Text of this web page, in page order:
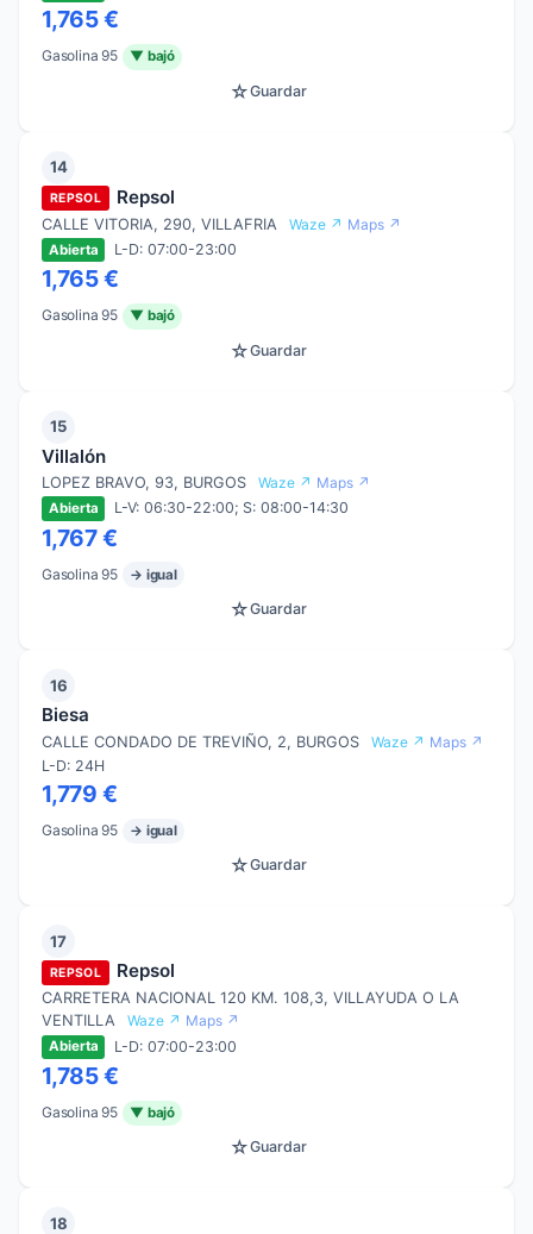
1,765 €
Gasolina 95 ▼ bajó
☆Guardar
14
REPSOL Repsol
CALLE VITORIA, 290, VILLAFRIA Waze ↗ Maps ↗
Abierta L-D: 07:00-23:00
1,765 €
Gasolina 95 ▼ bajó
☆Guardar
15
Villalón
LOPEZ BRAVO, 93, BURGOS Waze ↗ Maps ↗
Abierta L-V: 06:30-22:00; S: 08:00-14:30
1,767 €
Gasolina 95 → igual
☆Guardar
16
Biesa
CALLE CONDADO DE TREVIÑO, 2, BURGOS Waze ↗ Maps ↗
L-D: 24H
1,779 €
Gasolina 95 → igual
☆Guardar
17
REPSOL Repsol
CARRETERA NACIONAL 120 KM. 108,3, VILLAYUDA O LA
VENTILLA
Waze ↗ Maps ↗
Abierta L-D: 07:00-23:00
1,785 €
Gasolina 95 ▼ bajó
☆Guardar
18